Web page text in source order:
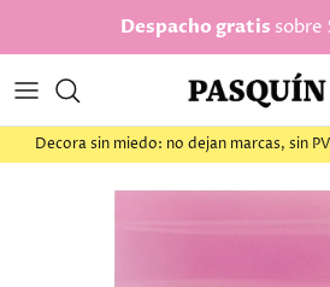
Despacho gratis
Decora sin miedo: no dejan marcas, sin